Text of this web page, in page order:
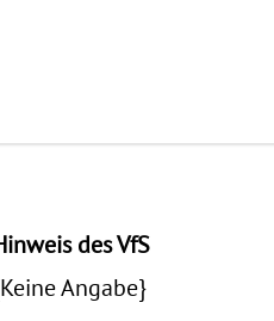
des VfS
Angabe}